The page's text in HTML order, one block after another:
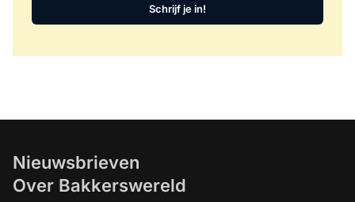
Schrijf je in!
Nieuwsbrieven
Over Bakkerswereld